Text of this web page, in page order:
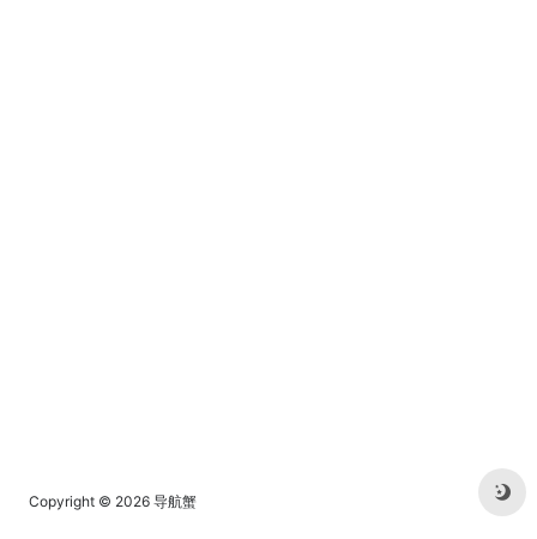
Copyright © 2026 导航蟹